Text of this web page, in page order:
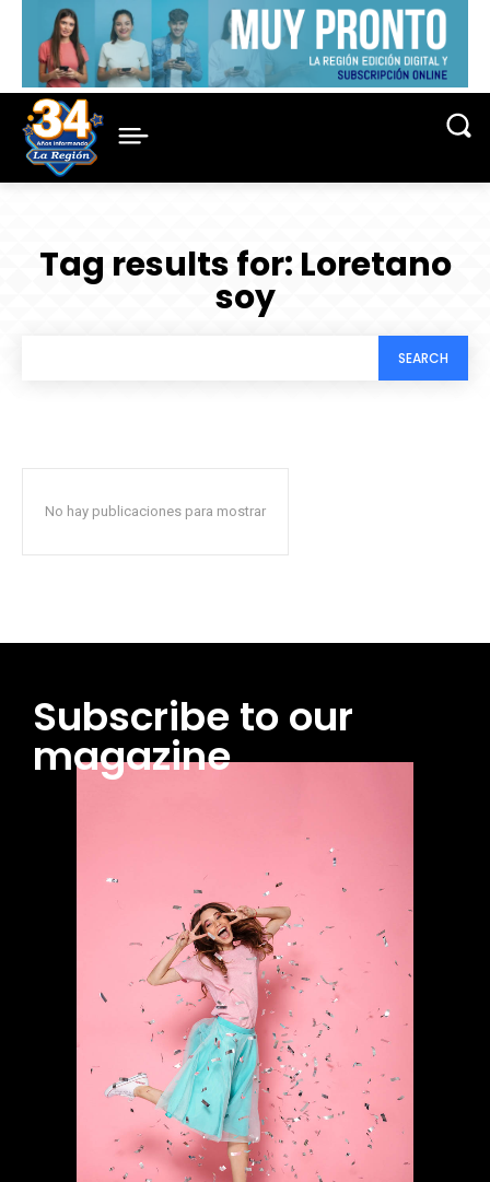
Tag results for: Loretano
soy
SEARCH
No hay publicaciones para mostrar
Subscribe to our
magazine